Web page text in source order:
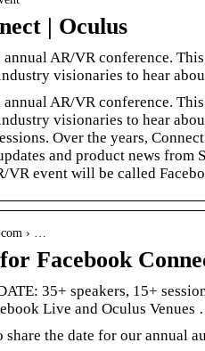
| Oculus
AR/VR conference.
visionaries to hear
AR/VR conference.
visionaries to hear
Over the years,
and product news from
VR event will be called
› …
Facebook
35+ speakers, 15+
Live and Oculus Venues
share the date for our annual